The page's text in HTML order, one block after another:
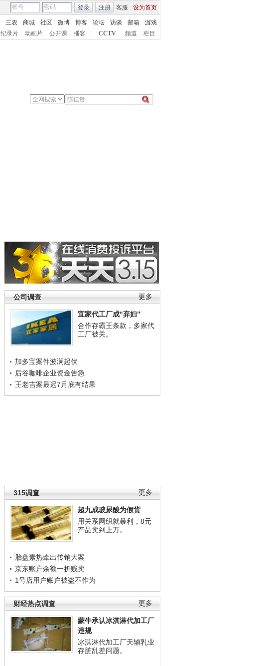
客服 设为首页
登录 注册
三农 商城 社区 微博 博客 论坛 访谈 邮箱
游戏
纪录片 动画片 公开课 播客 CCTV 频道 栏目
更多
公司调查
宜家代工厂成“弃妇”
合作存霸王条款，多家代
工厂被关。
加多宝案件波澜起伏
后谷咖啡企业资金告急
王老吉案最迟7月底有结果
更多
315调查
超九成玻尿酸为假货
用关系网织就暴利，8元
产品卖到上万。
胎盘素热牵出传销大案
京东账户余额一折贱卖
1号店用户账户被盗不作为
更多
财经热点调查
蒙牛承认冰淇淋代加工厂
违规
冰淇淋代加工厂天辅乳业
存脏乱差问题。